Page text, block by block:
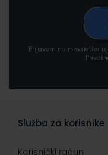
Prijavom na newsletter
Služba za korisnike
Korisnički račun